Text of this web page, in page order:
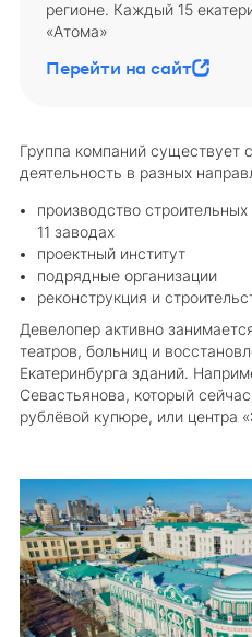
регионе. Каждый 15
«Атома»
Перейти на сайт
Группа компаний существует
деятельность в разных
производство
11 заводах
проектный институт
подрядные организации
реконструкция и
Девелопер активно
театров, больниц и
Екатеринбурга зданий.
Севастьянова, который
рублёвой купюре, или центра